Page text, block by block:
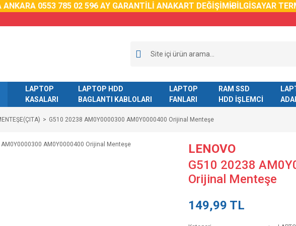
0553 785 02 596 AY GARANTİLİ ANAKART DEĞİŞİMİBİLGİSAYAR
LAPTOP
KASALARI
LAPTOP HDD
BAGLANTI KABLOLARI
LAPTOP
FANLARI
RAM SSD
HDD İŞLEMCİ
G510 20238 AM0Y0000300 AM0Y0000400 Orijinal Menteşe
LENOVO
G510 20238
Orijinal Menteşe
149,99 TL